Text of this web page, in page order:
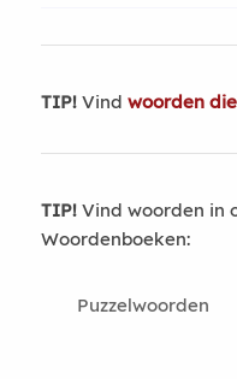
TIP!Vind woorden
TIP!Vind woorden in
Woordenboeken:
Puzzelwoorden